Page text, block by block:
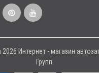
Интернет - магазин
Групп.